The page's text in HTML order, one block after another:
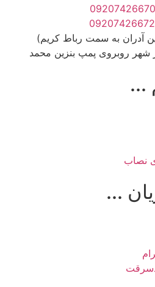
( بین آدران به سمت رباط کریم)
شهر روبروی پمپ بنزین محمد
...
نصاب
...